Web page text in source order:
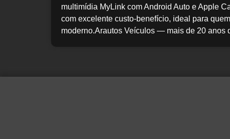
multimídia MyLink com Android Auto e Apple
com excelente custo-benefício, ideal para
moderno.Arautos Veículos — mais de 20 anos